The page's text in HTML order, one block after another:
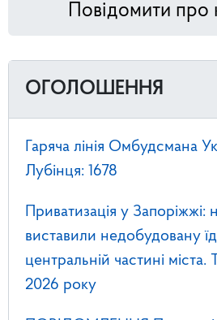
Повідомити про
ОГОЛОШЕННЯ
Гаряча лінія Омбудсмана
Лубінця: 1678
Приватизація у Запоріжжі:
виставили недобудовану
центральній частині
2026 року